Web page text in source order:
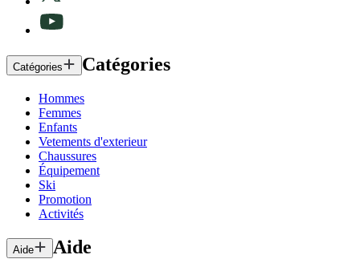
Catégories Catégories
Hommes
Femmes
Enfants
Vetements d'exterieur
Chaussures
Équipement
Ski
Promotion
Activités
Aide Aide